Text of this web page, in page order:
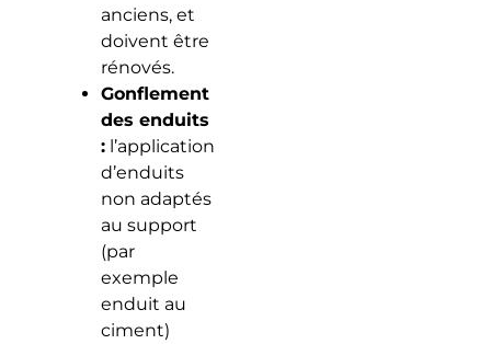
anciens, et
doivent être
rénovés.
Gonflement
des enduits
:l’application
d’enduits
non adaptés
au support
(par
exemple
enduit au
ciment)